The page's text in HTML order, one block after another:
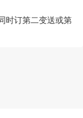
时订第二变送或第